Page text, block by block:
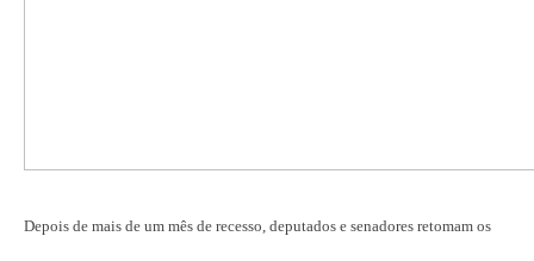
Depois de mais de um mês de recesso, deputados e senadores retomam os